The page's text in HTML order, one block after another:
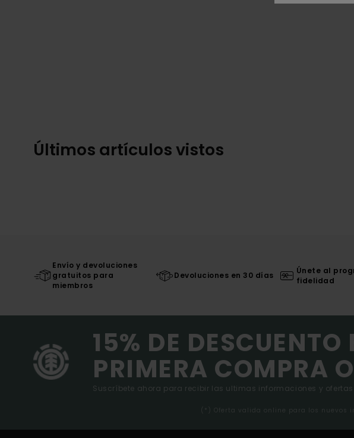
Últimos artículos vistos
Envío y devoluciones
gratuitos para
miembros
Devoluciones en 30 días
Únete al
fidelidad
15% DE DESCUENTO
PRIMERA COMPRA
Suscríbete ahora para recibir las ultimas informaciones y ofertas
(*) Oferta valida online para los nuevos